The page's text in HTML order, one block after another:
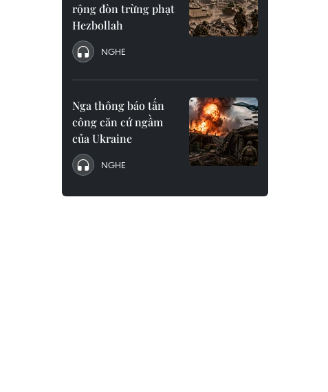
rộng đòn trừng phạt
Hezbollah
NGHE
Nga thông báo tấn
công căn cứ ngầm
của Ukraine
NGHE